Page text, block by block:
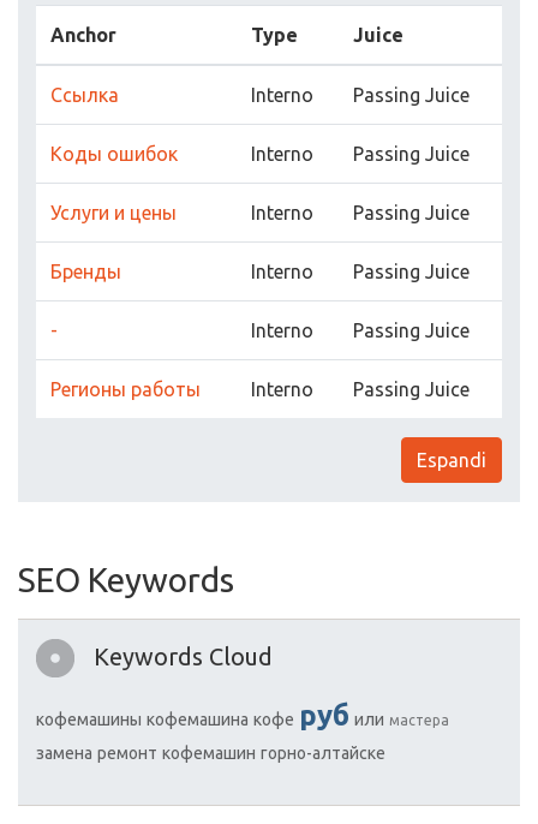
Anchor Type Juice
Ссылка Interno Passing Juice
Коды ошибок Interno Passing Juice
Услуги и цены Interno Passing Juice
Бренды Interno Passing Juice
- Interno Passing Juice
Регионы работы Interno Passing Juice
Espandi
SEO Keywords
Keywords Cloud
кофемашины кофемашина кофе руб или мастера
замена ремонт кофемашин горно-алтайске